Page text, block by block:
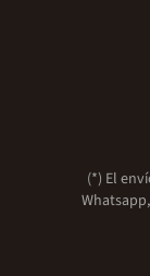
(*) El